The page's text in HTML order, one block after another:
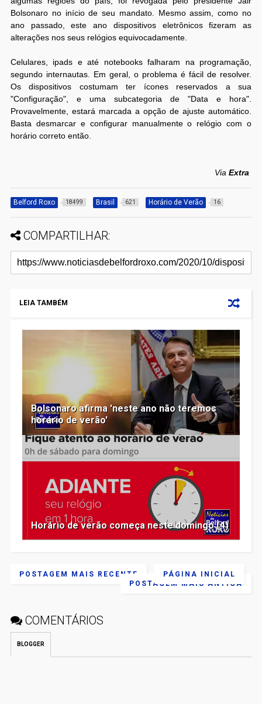
Bolsonaro no início de seu mandato. Mesmo assim, como no
ano passado, este ano dispositivos eletrônicos fizeram as
alterações nos seus relógios equivocadamente.
Celulares, ipads e até notebooks falharam na programação,
segundo internautas. Em geral, o problema é fácil de resolver.
Os dispositivos costumam ter ícones reservados a sua
"Configuração", e uma subcategoria de "Data e hora".
Provavelmente, estará marcada a opção de ajuste automático.
Basta desmarcar e configurar manualmente o relógio com o
horário correto então.
ViaExtra
Belford Roxo 18499 Brasil 621 Horário de Verão 16
COMPARTILHAR:
LEIA TAMBÉM
Bolsonaro afirma 'neste ano não teremos
horário de verão'
Horário de verão começa neste domingo (4)
POSTAGEM MAIS RECENTE
POSTAGEM MAIS ANTIGA
PÁGINA INICIAL
COMENTÁRIOS
BLOGGER